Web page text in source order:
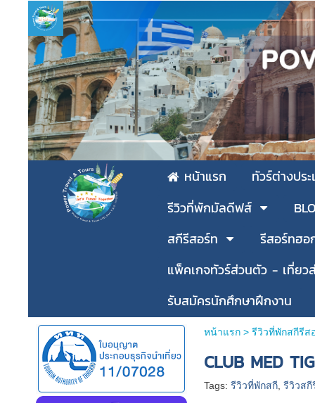
หน้าแรก
ทัวร์ต่างปร
รีวิวที่พักมัลดีฟส์
สกีรีสอร์ท
รีสอร์ทฮอ
แพ็คเกจทัวร์ส่วนตัว - เที่ยว
รับสมัครนักศึกษาฝึกงาน
หน้าแรก> รีวิวที่พักสกีรีส
CLUB MED
Tags:รีวิวที่พักสกี ,รีวิวสกี